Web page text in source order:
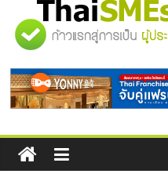
ไชส์ ครั้งที่ 8
ร้านเครื่องเ
บริษัท
วิธีเลือกผู้ให้
โจทย์ธุรกิจ
"ศูนย์
รวม
ข้อมูล
ธุรกิจ